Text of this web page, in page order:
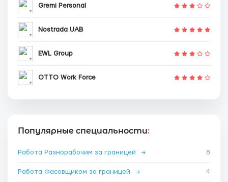
Gremi Personal
Nostrada UAB
EWL Group
OTTO Work Force
Популярные специальности:
Работа Разнорабочим за границей → 8
Работа Фасовщиком за границей → 4